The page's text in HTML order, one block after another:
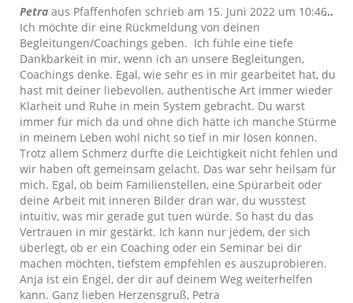
Petra aus Pfaffenhofen schrieb am 15. Juni 2022 um 10:46
Ich möchte dir eine Rückmeldung von deinen
Begleitungen/Coachings geben. Ich fühle eine tiefe
Dankbarkeit in mir, wenn ich an unsere Begleitungen,
Coachings denke. Egal, wie sehr es in mir gearbeitet hat, du
hast mit deiner liebevollen, authentische Art immer wieder
Klarheit und Ruhe in mein System gebracht. Du warst
immer für mich da und ohne dich hätte ich manche Stürme
in meinem Leben wohl nicht so tief in mir lösen können.
Trotz allem Schmerz durfte die Leichtigkeit nicht fehlen und
wir haben oft gemeinsam gelacht. Das war sehr heilsam für
mich. Egal, ob beim Familienstellen, eine Spürarbeit oder
deine Arbeit mit inneren Bilder dran war, du wusstest
intuitiv, was mir gerade gut tuen würde. So hast du das
Vertrauen in mir gestärkt. Ich kann nur jedem, der sich
überlegt, ob er ein Coaching oder ein Seminar bei dir
machen möchten, tiefstem empfehlen es auszuprobieren.
Anja ist ein Engel, der dir auf deinem Weg weiterhelfen
kann. Ganz lieben Herzensgruß, Petra
...